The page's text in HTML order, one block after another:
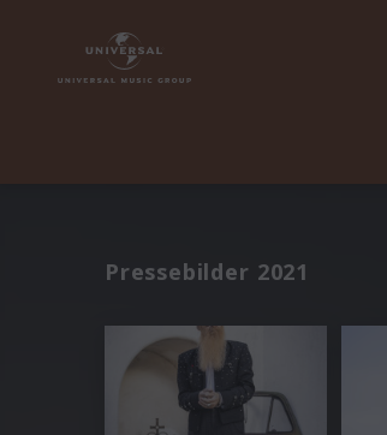
Pressebilder 2021